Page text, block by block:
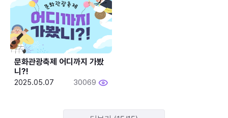
문화관광축제 어디까지 가봤
니?!
2025.05.07 30069